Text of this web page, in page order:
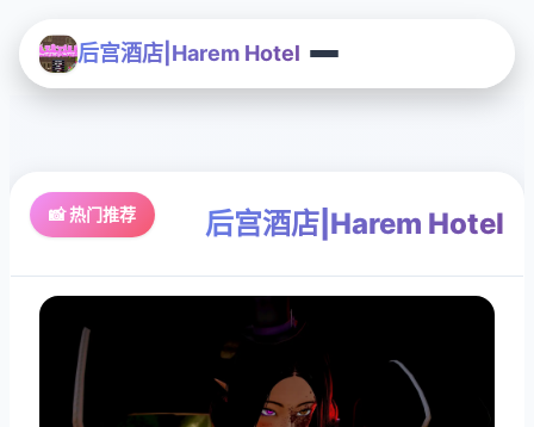
后宫酒店|Harem Hotel
📸 热门推荐 后宫酒店|Harem Hotel